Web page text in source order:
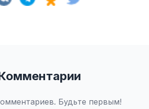
Будьте первым!